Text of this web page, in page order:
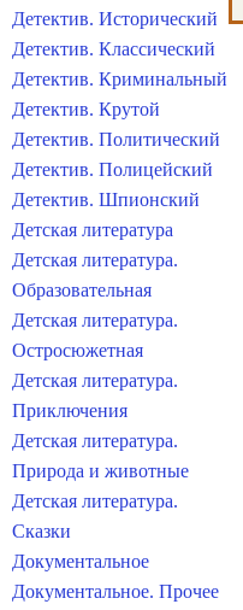
Детектив. Исторический
Детектив. Классический
Детектив. Криминальный
Детектив. Крутой
Детектив. Политический
Детектив. Полицейский
Детектив. Шпионский
Детская литература
Детская литература.
Образовательная
Детская литература.
Остросюжетная
Детская литература.
Приключения
Детская литература.
Природа и животные
Детская литература.
Сказки
Документальное
Документальное. Прочее